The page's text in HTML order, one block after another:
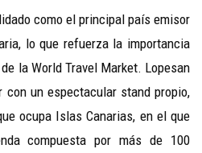
como el principal país emisor
lo que refuerza la importancia
la World Travel Market. Lopesan
con un espectacular stand propio,
ocupa Islas Canarias, en el que
compuesta por más de 100